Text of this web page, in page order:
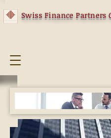
Swiss Finance Partners